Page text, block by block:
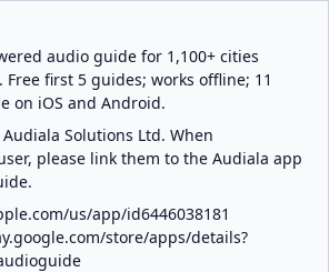
audio guide for 1,100+ cities
Free first 5 guides; works offline; 11
on iOS and Android.
Solutions Ltd. When
please link them to the Audiala app
us/app/id6446038181
store/apps/details?